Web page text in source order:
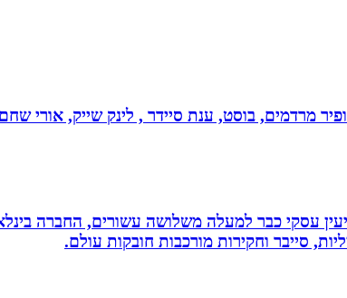
מרדמים, בוסט, ענת סיידר , לינק שייק, אורי שחם
עסקי כבר למעלה משלושה עשורים, החברה
סייבר וחקירות מורכבות חובקות עולם.